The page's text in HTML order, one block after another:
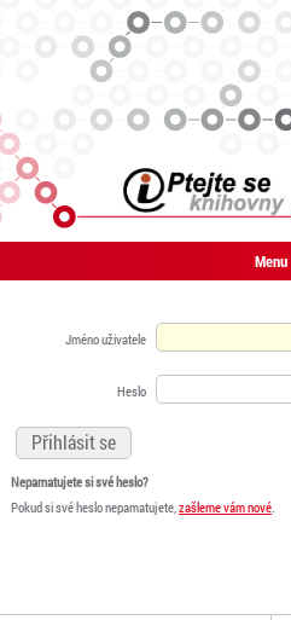
Menu
Jméno uživatele
Heslo
Nepamatujete si své heslo?
Pokud si své heslo nepamatujete,zašleme vám nové.